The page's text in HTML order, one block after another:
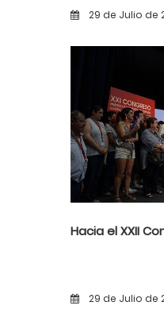
ante la alerta
29 de Julio de
Hacia el XXII
29 de Julio de